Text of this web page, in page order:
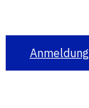
Anmeldung